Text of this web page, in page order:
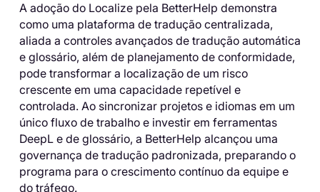
A adoção do Localize pela BetterHelp demonstra
como uma plataforma de tradução centralizada,
aliada a controles avançados de tradução automática
e glossário, além de planejamento de conformidade,
pode transformar a localização de um risco
crescente em uma capacidade repetível e
controlada. Ao sincronizar projetos e idiomas em um
único fluxo de trabalho e investir em ferramentas
DeepL e de glossário, a BetterHelp alcançou uma
governança de tradução padronizada, preparando o
programa para o crescimento contínuo da equipe e
do tráfego.